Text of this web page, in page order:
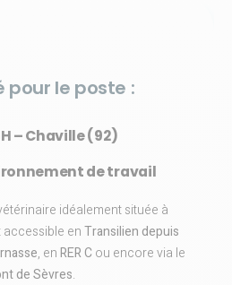
pour le poste :
– Chaville (92)
de travail
idéalement située à
enTransilien depuis
, enRER C ou encore via le
de Sèvres.